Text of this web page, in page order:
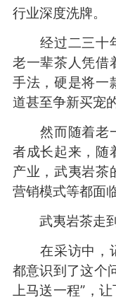
行业深度洗牌。
经过二三十年
老一辈茶人凭借
手法，硬是将一
道甚至争新买宠
然而随着老一
者成长起来，随
产业，武夷岩茶
营销模式等都面
武夷岩茶走到
在采访中，记
都意识到了这个
上马送一程”，